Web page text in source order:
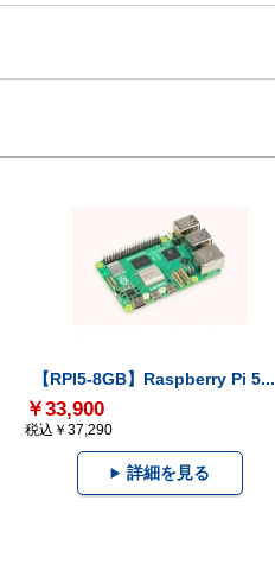
【RPI5-8GB】Raspberry Pi 5...
￥33,900
税込￥37,290
詳細を見る